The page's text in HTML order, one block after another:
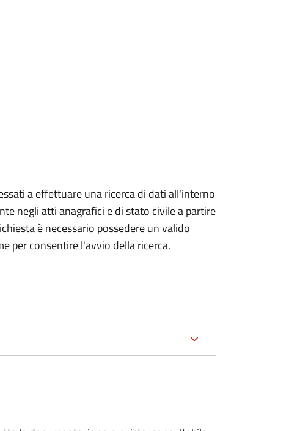
a effettuare una ricerca di dati all'interno
negli atti anagrafici e di stato civile a partire
è necessario possedere un valido
per consentire l'avvio della ricerca.